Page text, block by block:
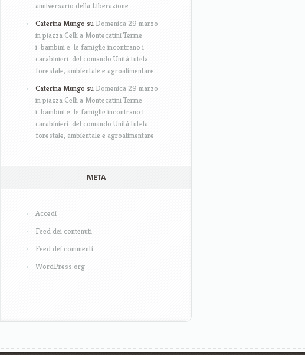
anniversario della Liberazione
Caterina Mungo su Domenica 29 marzo
in piazza Celli a Montecatini Terme
i bambini e le famiglie incontrano i
carabinieri del comando Unità tutela
forestale, ambientale e agroalimentare
Caterina Mungo su Domenica 29 marzo
in piazza Celli a Montecatini Terme
i bambini e le famiglie incontrano i
carabinieri del comando Unità tutela
forestale, ambientale e agroalimentare
META
Accedi
Feed dei contenuti
Feed dei commenti
WordPress.org